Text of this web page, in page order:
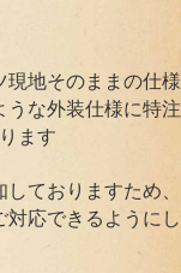
現地そのままの仕様
な外装仕様に特注
ます
ておりますため、
応できるようにし